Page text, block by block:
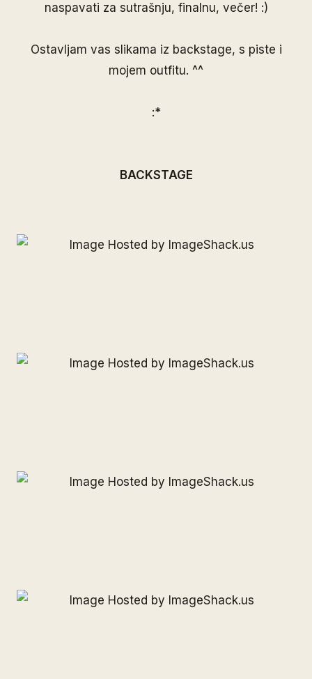
naspavati za sutrašnju, finalnu, večer! :)
Ostavljam vas slikama iz backstage, s piste i
mojem outfitu. ^^
:*
BACKSTAGE